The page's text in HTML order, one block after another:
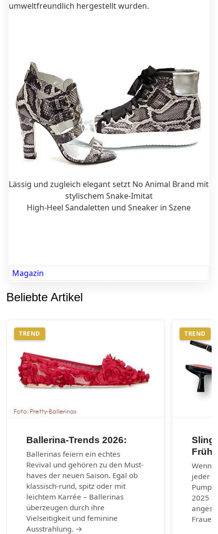
umweltfreundlich hergestellt wurden.
Lässig und zugleich elegant setzt No Animal Brand mit
stylischem Snake-Imitat
High-Heel Sandaletten und Sneaker in Szene
Magazin
Beliebte Artikel
TREND
Ballerina-Trends 2026:
Ballerinas feiern ein echtes
Revival und gehören zu den Must-
haves der neuen Saison. Egal ob
klassisch-rund, spitz oder mit
leichtem Karrée – Ballerinas
überzeugen durch ihre
Vielseitigkeit und feminine
Ausstrahlung. →
TREND
Wenn
jeder
2025